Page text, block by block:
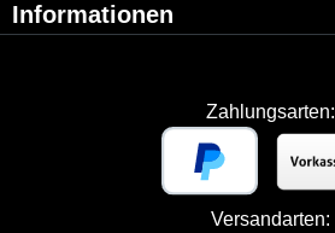
Informationen
Zahlungsarten:
Versandarten: